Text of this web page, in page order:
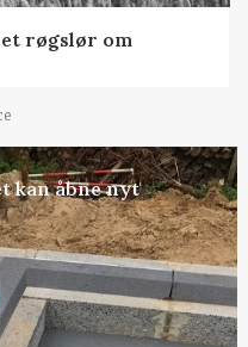
røgslør om
kan åbne nyt